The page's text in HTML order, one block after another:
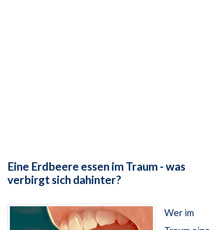
Eine Erdbeere essen im Traum - was
verbirgt sich dahinter?
Wer im